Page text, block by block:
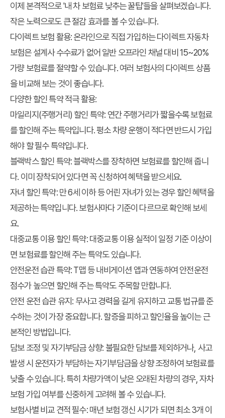
이제 본격적으로 '내 차 보험료 낮추는 꿀팁'들을 살펴보겠습니다.
작은 노력으로도 큰 절감 효과를 볼 수 있습니다.
다이렉트 보험 활용: 온라인으로 직접 가입하는 다이렉트 자동차
보험은 설계사 수수료가 없어 일반 오프라인 채널 대비 15~20%
가량 보험료를 절약할 수 있습니다. 여러 보험사의 다이렉트 상품
을 비교해 보는 것이 좋습니다.
다양한 할인 특약 적극 활용:
마일리지(주행거리) 할인 특약: 연간 주행거리가 짧을수록 보험료
를 할인해 주는 특약입니다. 평소 차량 운행이 적다면 반드시 가입
해야 할 필수 특약입니다.
블랙박스 할인 특약: 블랙박스를 장착하면 보험료를 할인해 줍니
다. 이미 장착되어 있다면 꼭 신청하여 혜택을 받으세요.
자녀 할인 특약: 만 6세 이하 등 어린 자녀가 있는 경우 할인 혜택을
제공하는 특약입니다. 보험사마다 기준이 다르므로 확인해 보세
요.
대중교통 이용 할인 특약: 대중교통 이용 실적이 일정 기준 이상이
면 보험료를 할인해 주는 특약도 있습니다.
안전운전 습관 특약: T맵 등 내비게이션 앱과 연동하여 안전운전
점수가 높으면 할인해 주는 특약도 주목할 만합니다.
안전 운전 습관 유지 : 무사고 경력을 길게 유지하고 교통 법규를 준
수하는 것이 가장 중요합니다. 할증을 피하고 할인율을 높이는 근
본적인 방법입니다.
담보 조정 및 자기부담금 상향: 불필요한 담보를 제외하거나, 사고
발생 시 운전자가 부담하는 자기부담금을 상향 조정하여 보험료를
낮출 수 있습니다. 특히 차량가액이 낮은 오래된 차량의 경우, 자차
보험 가입 여부를 신중하게 고려해 볼 수 있습니다.
보험사별 비교 견적 필수: 매년 보험 갱신 시기가 되면 최소 3개 이